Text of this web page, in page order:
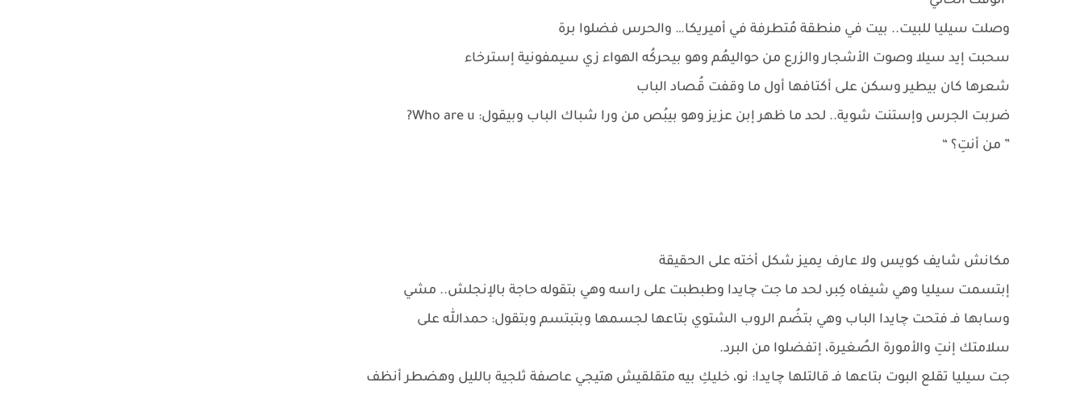
وصلت سيليا للبيت.. بيت في منطقة مُتطرفة في أميريكا… والحرس فضلوا برة
سحبت إيد سيلا وصوت الأشجار والزرع من حواليهُم وهو بيحركُه الهواء زي سيمفونية إسترخاء
شعرها كان بيطير وسكن على أكتافها أول ما وقفت قُصاد الباب
ضربت الجرس وإستنت شوية.. لحد ما ظهر إبن عزيز وهو بيبُص من ورا شباك الباب وبيقول: Who are u?
” من أنتِ؟ “
مكانش شايف كويس ولا عارف يميز شكل أخته على الحقيقة
إبتسمت سيليا وهي شيفاه كِبر، لحد ما جت چايدا وطبطبت على راسه وهي بتقوله حاجة بالإنجلش.. مشي
وسابها فـ فتحت چايدا الباب وهي بتضُم الروب الشتوي بتاعها لجسمها وبتبتسم وبتقول: حمدالله على
سلامتك إنتِ والأمورة الصُغيرة، إتفضلوا من البرد.
جت سيليا تقلع البوت بتاعها فـ قالتلها چايدا: نو، خليكِ بيه متقلقيش هتيجي عاصفة ثلجية بالليل وهضطر أنظف